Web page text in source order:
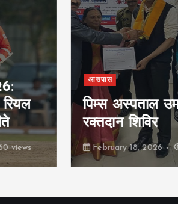
आसपास
पिम्स अस्पताल उमरडा में
रक्तदान शिविर
February 18, 2026 146 views